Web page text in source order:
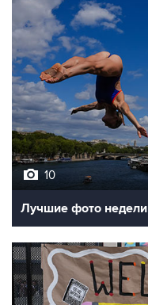
10
Лучшие фото недели